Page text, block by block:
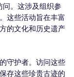
。这涉及组织参
这些活动旨在丰富
的文化和历史遗产
守护者。访问这些
存这些珍贵古迹的